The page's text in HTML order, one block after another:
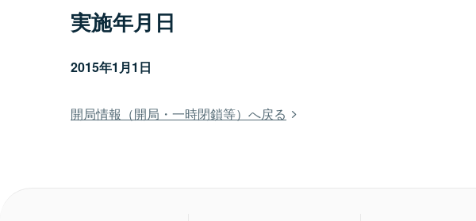
実施年月日
2015年1月1日
開局情報（開局・一時閉鎖等）へ戻る